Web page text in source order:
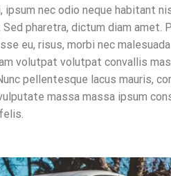
ipsum nec odio neque habitant
pharetra, dictum diam amet.
eu, risus, morbi nec
volutpat volutpat convallis
pellentesque lacus mauris,
massa massa ipsum